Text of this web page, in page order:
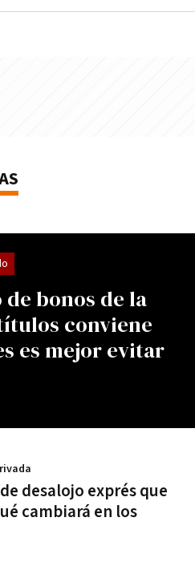
bonos de la
conviene
es mejor evitar
desalojo exprés que
cambiará en los